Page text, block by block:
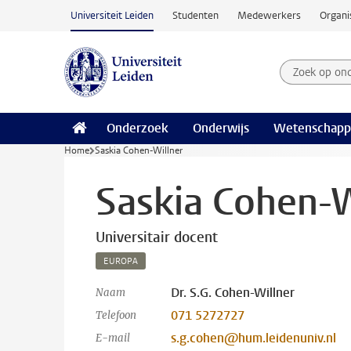
Ga naar hoofdinhoud
Universiteit Leiden Studenten Medewerkers
Zoek op
Zoekterm
Onderzoek Onderwijs
Home Saskia Cohen-Willner
Saskia Cohen-
Universitair docent
EUROPA
Naam Dr. S.G. Cohen-Willner
Telefoon 071 5272727
E-mail s.g.cohen@hum.leidenuniv.nl